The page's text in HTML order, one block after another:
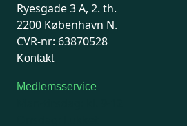
Ryesgade 3 A, 2. th.
2200 København N.
CVR-nr: 63870528
Kontakt
Medlemsservice